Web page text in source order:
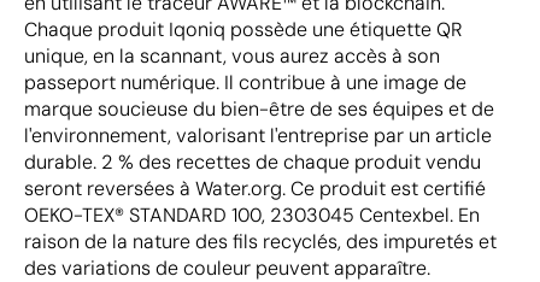
Chaque produit Iqoniq possède une étiquette QR
unique, en la scannant, vous aurez accès à son
passeport numérique. Il contribue à une image de
marque soucieuse du bien-être de ses équipes et de
l'environnement, valorisant l'entreprise par un article
durable. 2 % des recettes de chaque produit vendu
seront reversées à Water.org. Ce produit est certifié
OEKO-TEX® STANDARD 100, 2303045 Centexbel. En
raison de la nature des fils recyclés, des impuretés et
des variations de couleur peuvent apparaître.